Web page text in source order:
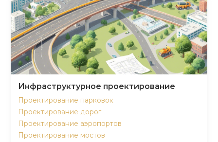
Инфраструктурное проектирование
Проектирование парковок
Проектирование дорог
Проектирование аэропортов
Проектирование мостов